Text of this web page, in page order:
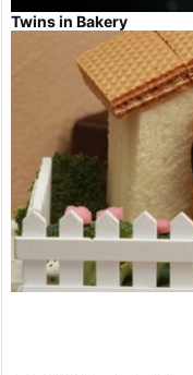
Twins in Bakery